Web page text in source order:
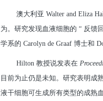
澳大利亚 Walter and Eliza
为。研究发现血液细胞的 “ 反馈
学系的 Carolyn de Graaf 博士和
Hilton 教授说发表在
目前为止仍是未知。研究表明成
液干细胞可生成所有类型的成熟